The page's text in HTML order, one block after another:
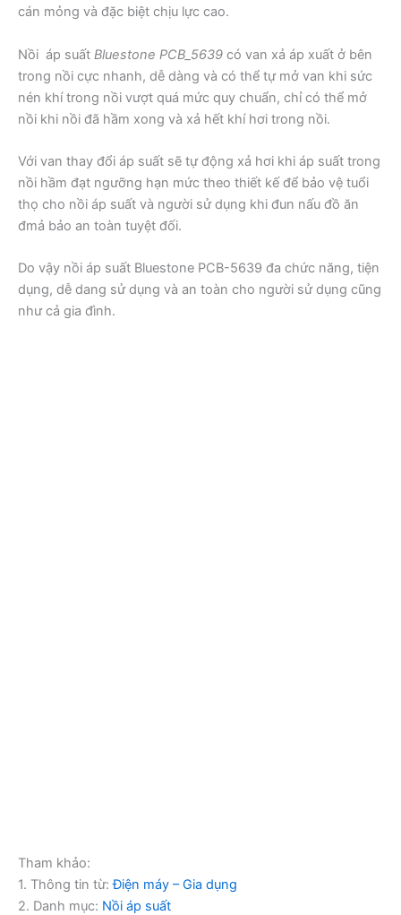
cán mỏng và đặc biệt chịu lực cao.
Nồi áp suất Bluestone PCB_5639 có van xả áp xuất ở bên
trong nồi cực nhanh, dễ dàng và có thể tự mở van khi sức
nén khí trong nồi vượt quá mức quy chuẩn, chỉ có thể mở
nồi khi nồi đã hầm xong và xả hết khí hơi trong nồi.
Với van thay đổi áp suất sẽ tự động xả hơi khi áp suất trong
nồi hầm đạt ngưỡng hạn mức theo thiết kế để bảo vệ tuổi
thọ cho nồi áp suất và người sử dụng khi đun nấu đồ ăn
đmả bảo an toàn tuyệt đối.
Do vậy nồi áp suất Bluestone PCB-5639 đa chức năng, tiện
dụng, dễ dang sử dụng và an toàn cho người sử dụng cũng
như cả gia đình.
Tham khảo:
1. Thông tin từ:Điện máy – Gia dụng
2. Danh mục: Nồi áp suất